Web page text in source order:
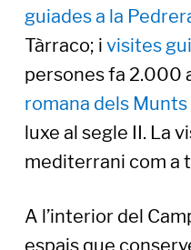
guiades a la
Tàrraco; i visites
persones fa 2.000
romana dels Munts
luxe al segle II. La
mediterrani com a
A l’interior del
espais que